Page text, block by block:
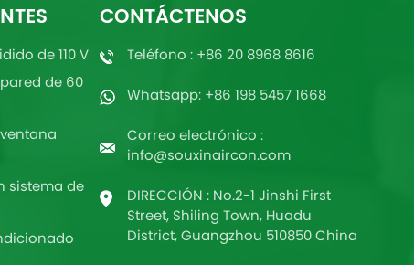
de 110 V
de 60
sistema de
CONTÁCTENOS
Teléfono : +86 20 8968 8616
Whatsapp: +86 198 5457 1668
Correo electrónico :
info@souxinaircon.com
DIRECCIÓN : No.2-1 Jinshi First
Street, Shiling Town, Huadu
District, Guangzhou 510850 China